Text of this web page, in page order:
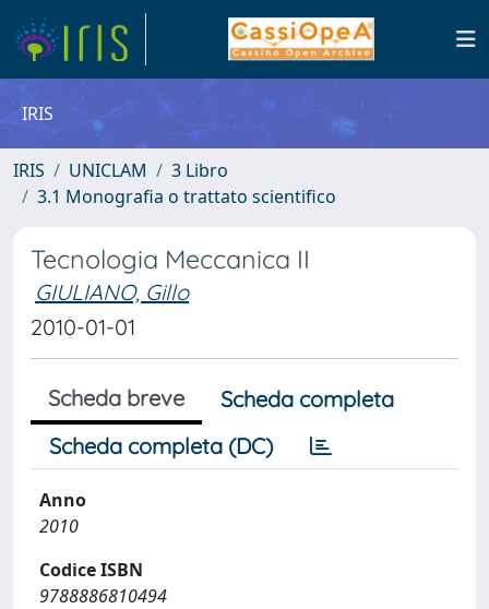
IRIS
IRIS UNICLAM
3 Libro
3.1 Monografia o trattato scientifico
Tecnologia Meccanica II
GIULIANO, Gillo
2010-01-01
Scheda breve
Scheda completa
Scheda completa (DC)
Anno
2010
Codice ISBN
9788886810494